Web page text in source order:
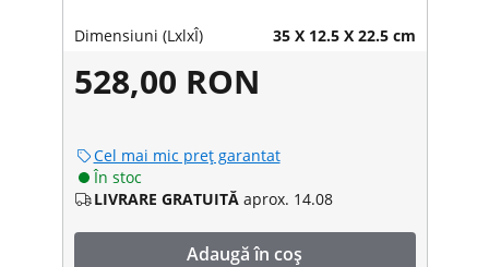
Dimensiuni (LxlxÎ) 35 X 12.5 X 22.5 cm
528,00 RON
Cel mai mic preț garantat
În stoc
LIVRARE GRATUITĂ aprox. 14.08
Adaugă în coș